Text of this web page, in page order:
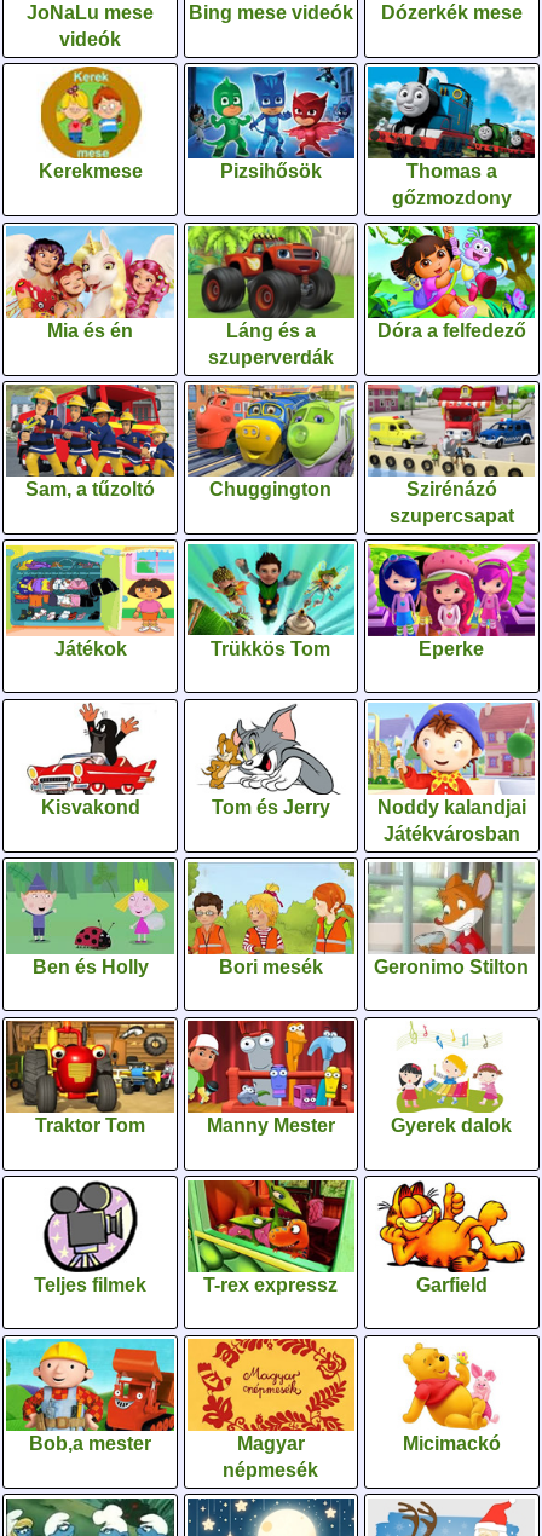
JoNaLu mese
videók
Bing mese videók Dózerkék mese
Kerekmese Pizsihősök
Thomas a
gőzmozdony
Mia és én
Láng és a
szuperverdák
Dóra a felfedező
Sam, a tűzoltó Chuggington
Szirénázó
szupercsapat
Játékok Trükkös Tom Eperke
Kisvakond Tom és Jerry
Noddy kalandjai
Játékvárosban
Ben és Holly Bori mesék Geronimo Stilton
Traktor Tom Manny Mester Gyerek dalok
Teljes filmek T-rex expressz Garfield
Bob,a mester
Magyar
népmesék
Micimackó